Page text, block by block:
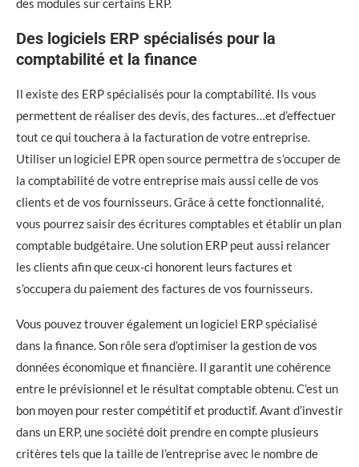
des modules sur certains ERP.
Des logiciels ERP spécialisés pour la
comptabilité et la finance
Il existe des ERP spécialisés pour la comptabilité. Ils vous
permettent de réaliser des devis, des factures…et d’effectuer
tout ce qui touchera à la facturation de votre entreprise.
Utiliser un logiciel EPR open source permettra de s’occuper de
la comptabilité de votre entreprise mais aussi celle de vos
clients et de vos fournisseurs. Grâce à cette fonctionnalité,
vous pourrez saisir des écritures comptables et établir un plan
comptable budgétaire. Une solution ERP peut aussi relancer
les clients afin que ceux-ci honorent leurs factures et
s’occupera du paiement des factures de vos fournisseurs.
Vous pouvez trouver également un logiciel ERP spécialisé
dans la finance. Son rôle sera d’optimiser la gestion de vos
données économique et financière. Il garantit une cohérence
entre le prévisionnel et le résultat comptable obtenu. C’est un
bon moyen pour rester compétitif et productif. Avant d’investir
dans un ERP, une société doit prendre en compte plusieurs
critères tels que la taille de l’entreprise avec le nombre de